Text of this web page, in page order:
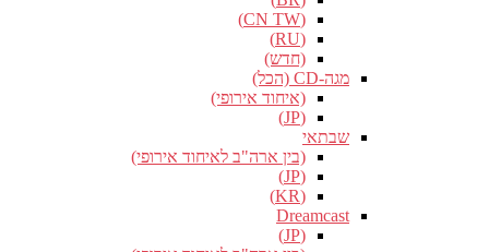
(CN TW)
(RU)
(חדש)
מגה-CD (הכל)
(איחוד אירופי)
(JP)
שבתאי
(בין ארה"ב לאיחוד אירופי)
(JP)
(KR)
Dreamcast
(JP)